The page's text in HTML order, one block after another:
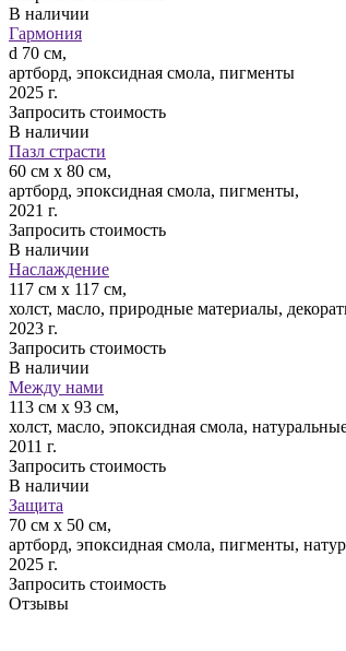
В наличии
Гармония
d 70 см,
артборд, эпоксидная смола, пигменты
2025 г.
Запросить стоимость
В наличии
Пазл страсти
60 см х 80 см,
артборд, эпоксидная смола, пигменты,
2021 г.
Запросить стоимость
В наличии
Наслаждение
117 см х 117 см,
холст, масло, природные материалы,
2023 г.
Запросить стоимость
В наличии
Между нами
113 см х 93 см,
холст, масло, эпоксидная смола,
2011 г.
Запросить стоимость
В наличии
Защита
70 см х 50 см,
артборд, эпоксидная смола, пигменты,
2025 г.
Запросить стоимость
Отзывы